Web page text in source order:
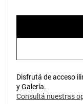
Disfrutá de acceso
y Galería.
Consultá nuestras